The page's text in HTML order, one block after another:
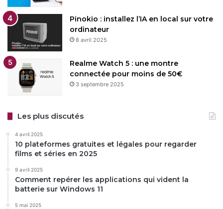
Pinokio : installez l’IA en local sur votre
ordinateur
8 avril 2025
Realme Watch 5 : une montre
connectée pour moins de 50€
3 septembre 2025
Les plus discutés
4 avril 2025
10 plateformes gratuites et légales pour regarder
films et séries en 2025
9 avril 2025
Comment repérer les applications qui vident la
batterie sur Windows 11
5 mai 2025